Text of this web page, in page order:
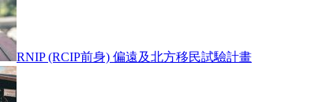
RNIP (RCIP前身) 偏遠及北方移民試驗計畫